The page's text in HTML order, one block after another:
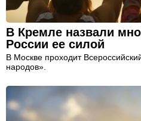
В Кремле назвали
России ее силой
В Москве проходит
народов».